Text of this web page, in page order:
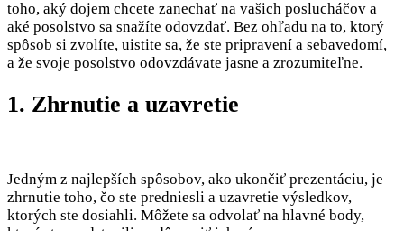
toho, aký dojem chcete zanechať na vašich poslucháčov a
aké posolstvo sa snažíte odovzdať. Bez ohľadu na to, ktorý
spôsob si zvolíte, uistite sa, že ste pripravení a sebavedomí,
a že svoje posolstvo odovzdávate jasne a zrozumiteľne.
1. Zhrnutie a uzavretie
Jedným z najlepších spôsobov, ako ukončiť prezentáciu, je
zhrnutie toho, čo ste predniesli a uzavretie výsledkov,
ktorých ste dosiahli. Môžete sa odvolať na hlavné body,